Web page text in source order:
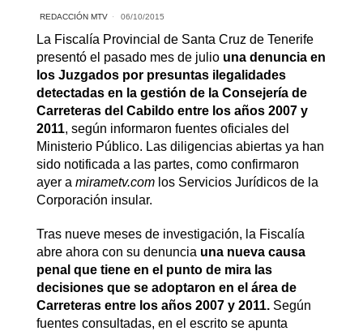
REDACCIÓN MTV 06/10/2015
La Fiscalía Provincial de Santa Cruz de Tenerife
presentó el pasado mes de juliouna denuncia en
los Juzgados por presuntas ilegalidades
detectadas en la gestión de la Consejería de
Carreteras del Cabildo entre los años 2007 y
2011, según informaron fuentes oficiales del
Ministerio Público. Las diligencias abiertas ya han
sido notificada a las partes, como confirmaron
ayer a mirametv.com los Servicios Jurídicos de la
Corporación insular.
Tras nueve meses de investigación, la Fiscalía
abre ahora con su denuncia una nueva causa
penal que tiene en el punto de mira las
decisiones que se adoptaron en el área de
Carreteras entre los años 2007 y 2011. Según
fuentes consultadas, en el escrito se apunta